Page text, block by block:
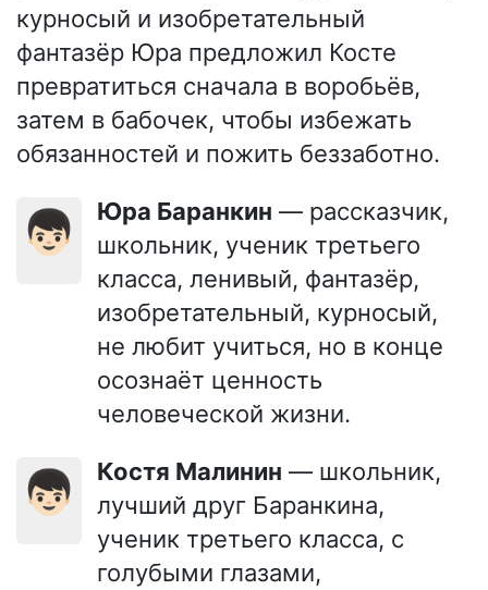
курносый и изобретательный
фантазёр Юра предложил Косте
превратиться сначала в воробьёв,
затем в бабочек, чтобы избежать
обязанностей и пожить беззаботно.
👦🏻 Юра Баранкин — рассказчик,
школьник, ученик третьего
класса, ленивый, фантазёр,
изобретательный, курносый,
не любит учиться, но в конце
осознаёт ценность
человеческой жизни.
👦🏻 Костя Малинин — школьник,
лучший друг Баранкина,
ученик третьего класса, с
голубыми глазами,